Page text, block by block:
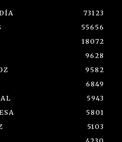
73123
55656
18072
9628
9582
6849
5943
5801
5103